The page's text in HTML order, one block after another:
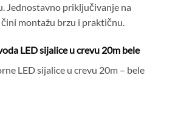
Jednostavno priključivanje na
montažu brzu i praktičnu.
LED sijalice u crevu 20m bele
LED sijalice u crevu 20m – bele